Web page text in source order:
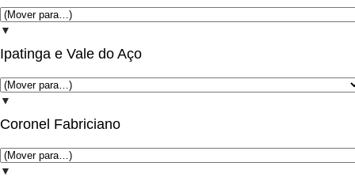
▼
Ipatinga e Vale do Aço
▼
Coronel Fabriciano
▼